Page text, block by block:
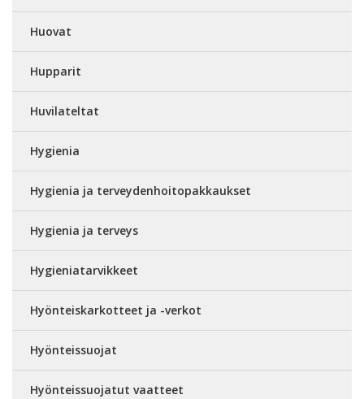
Huovat
Hupparit
Huvilateltat
Hygienia
Hygienia ja terveydenhoitopakkaukset
Hygienia ja terveys
Hygieniatarvikkeet
Hyönteiskarkotteet ja -verkot
Hyönteissuojat
Hyönteissuojatut vaatteet